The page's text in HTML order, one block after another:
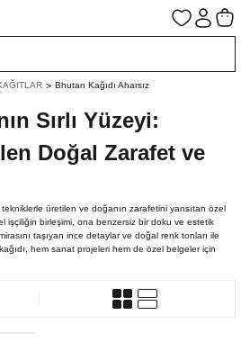
GUAJ VE SULU BOYALAR
GUAJ BOYALAR
SULU BOYALAR
AHARLI KAĞITLAR
Aharlı Bhutan Kağıt
Aharlı İtalyan Kağıtlar
Aharlı Japon Kağıtları
Aharlı Nepal El Yapımı Kağıtlar
Çift Taraf Aharlı Kağıtlar
AHARSIZ KAĞITLAR
Aharsız İtalyan Kağıtlar
Aharsız Japon Kağıtları
Aharsız Nepal El Yapımı Kağıtlar
Bhutan Kağıdı Aharsız
Bhutan Kağıdı Aharsız
Sırlı Yüzeyi:
Doğal Zarafet ve
tekniklerle üretilen ve doğanın zarafetini yansıtan özel
işçiliğin birleşimi, ona benzersiz bir doku ve estetik
taşıyan ince detaylar ve doğal renk tonları ile
hem sanat projeleri hem de özel belgeler için